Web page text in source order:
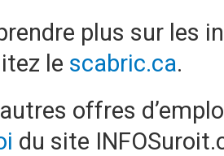
plus sur les
le scabric.ca.
offres
du site